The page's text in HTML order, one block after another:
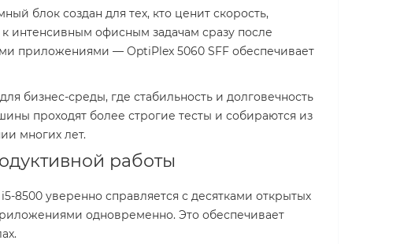
блок создан для тех, кто ценит скорость,
интенсивным офисным задачам сразу после
приложениями — OptiPlex 5060 SFF обеспечивает
бизнес-среды, где стабильность и долговечность
проходят более строгие тесты и собираются из
многих лет.
работы
8500 уверенно справляется с десятками открытых
одновременно. Это обеспечивает